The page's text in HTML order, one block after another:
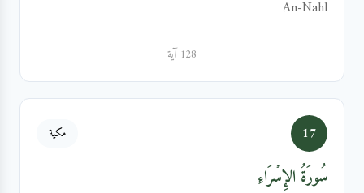
An-Nahl
128 آية
17 مكية
سُورَةُ الإِسۡرَاءِ